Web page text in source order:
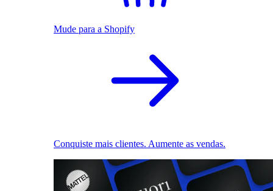
Mude para a Shopify
Conquiste mais clientes. Aumente as vendas.